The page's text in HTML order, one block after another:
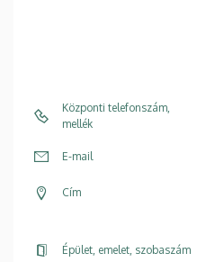
Központi telefonszám,
mellék
E-mail
Cím
Épület, emelet, szobaszám